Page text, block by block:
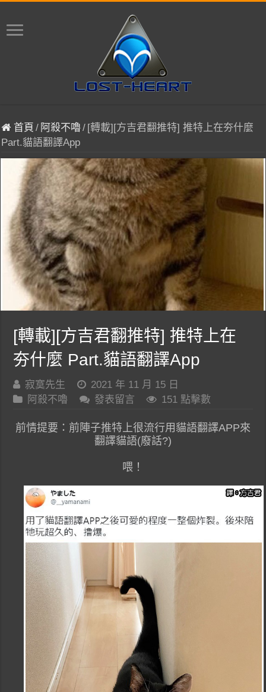
首頁 / 阿殺不嚕/ [轉載][方吉君翻推特] 推特上在夯什麼
Part.貓語翻譯App
[轉載][方吉君翻推特] 推特上在
夯什麼 Part.貓語翻譯App
寂寞先生
2021 年 11 月 15 日
阿殺不嚕
發表留言 151 點擊數
前情提要：前陣子推特上很流行用貓語翻譯APP來
翻譯貓語(廢話?)
喂！